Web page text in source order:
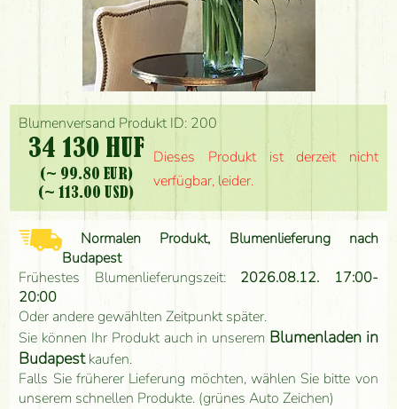
Blumenversand Produkt ID: 200
34 130 HUF
(~ 99.80 EUR)
(~ 113.00 USD)
Dieses Produkt ist derzeit nicht
verfügbar, leider.
Normalen Produkt, Blumenlieferung nach
Budapest
Frühestes Blumenlieferungszeit: 2026.08.12. 17:00-
20:00
Oder andere gewählten Zeitpunkt später.
Sie können Ihr Produkt auch in unserem Blumenladen in
Budapestkaufen.
Falls Sie früherer Lieferung möchten, wählen Sie bitte von
unserem schnellen Produkte. (grünes Auto Zeichen)